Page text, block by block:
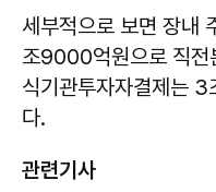
세부적으로 보면 장내
조9000억원으로 직
식기관투자자결제는
다.
관련기사